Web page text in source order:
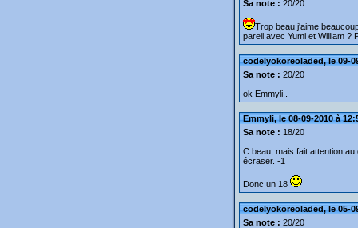
Sa note : 20/20
Trop beau j'aime
pareil avec Yumi et William ?
codelyokoreoladed, le 09-
Sa note : 20/20
ok Emmyli..
Emmyli, le 08-09-2010 à
Sa note : 18/20
C beau, mais fait attention
écraser. -1
Donc un 18
codelyokoreoladed, le 05-
Sa note : 20/20